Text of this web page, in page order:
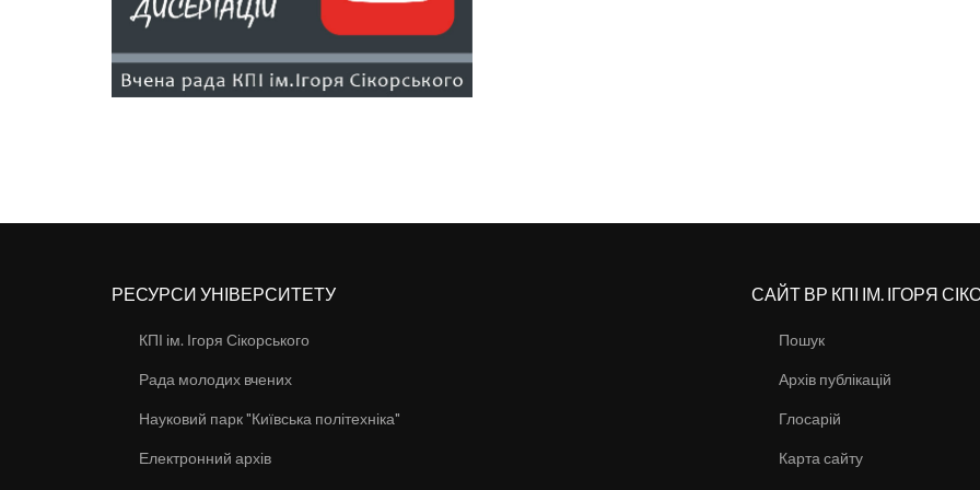
РЕСУРСИ УНІВЕРСИТЕТУ
КПІ ім. Ігоря Сікорського
Рада молодих вчених
Науковий парк "Київська політехніка"
Електронний архів
САЙТ ВР КПІ ІМ. ІГОРЯ
Пошук
Архів публікацій
Глосарій
Карта сайту